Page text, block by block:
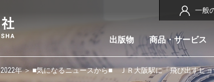
出版物 商品・サービス
一般
2022年＞ ■気になるニュースから■ ＪＲ大阪駅に「飛び出すヒョ